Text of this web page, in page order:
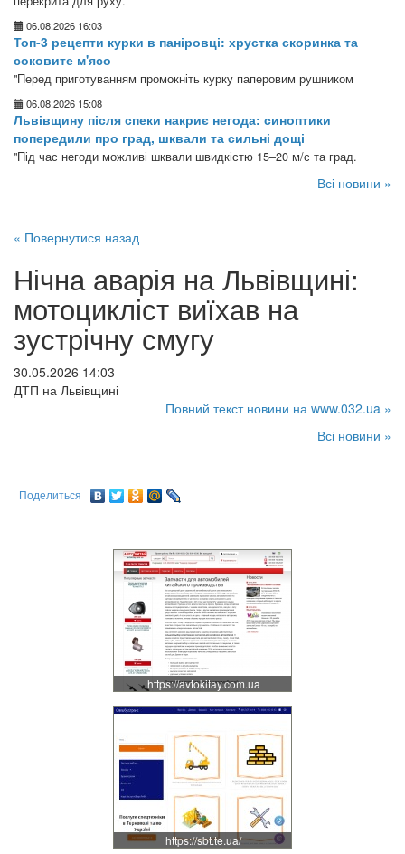
06.08.2026 16:03
Топ-3 рецепти курки в паніровці: хрустка скоринка та
соковите м'ясо
"Перед приготуванням промокніть курку паперовим рушником
06.08.2026 15:08
Львівщину після спеки накриє негода: синоптики
попередили про град, шквали та сильні дощі
"Під час негоди можливі шквали швидкістю 15–20 м/с та град.
Всі новини »
« Повернутися назад
Нічна аварія на Львівщині:
мотоцикліст виїхав на
зустрічну смугу
30.05.2026 14:03
ДТП на Львівщині
Повний текст новини на www.032.ua »
Всі новини »
Поделиться
https://avtokitay.com.ua
https://sbt.te.ua/